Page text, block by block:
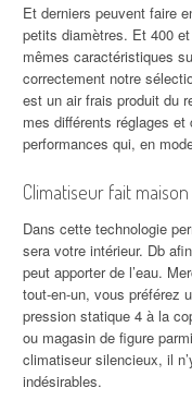
Et derniers peuvent faire
petits diamètres. Et 400
mêmes caractéristiques
correctement notre
est un air frais produit du
mes différents réglages
performances qui, en
Climatiseur fait maison
Dans cette technologie
sera votre intérieur. Db
peut apporter de l’eau.
tout-en-un, vous préférez
pression statique 4 à la
ou magasin de figure
climatiseur silencieux, il
indésirables.